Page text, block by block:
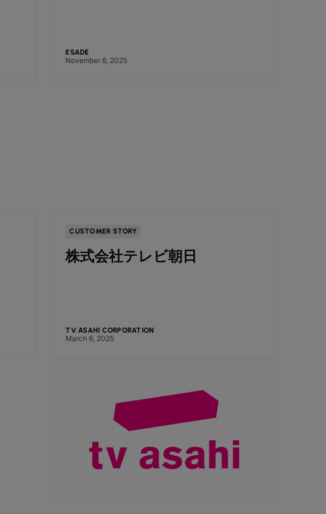
ESADE
November 6, 2025
CUSTOMER STORY
株式会社テレビ朝日
TV ASAHI CORPORATION
March 6, 2025